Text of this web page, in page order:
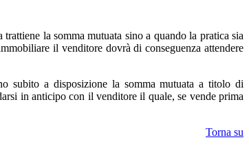
la somma mutuata sino a quando la pratica sia
il venditore dovrà di conseguenza attendere
subito a disposizione la somma mutuata a titolo di
in anticipo con il venditore il quale, se vende prima
Torna su